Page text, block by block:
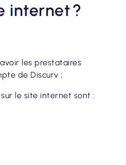
internet ?
les prestataires
de Discurv ;
le site internet sont :